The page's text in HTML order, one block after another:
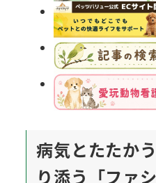
病気とたたか
り添う「ファ